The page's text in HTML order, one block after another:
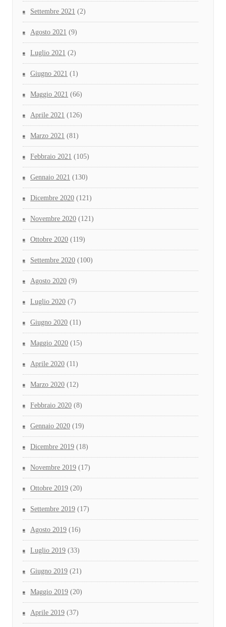
Settembre 2021 (2)
Agosto 2021 (9)
Luglio 2021 (2)
Giugno 2021 (1)
Maggio 2021 (66)
Aprile 2021 (126)
Marzo 2021 (81)
Febbraio 2021 (105)
Gennaio 2021 (130)
Dicembre 2020 (121)
Novembre 2020 (121)
Ottobre 2020 (119)
Settembre 2020 (100)
Agosto 2020 (9)
Luglio 2020 (7)
Giugno 2020 (11)
Maggio 2020 (15)
Aprile 2020 (11)
Marzo 2020 (12)
Febbraio 2020 (8)
Gennaio 2020 (19)
Dicembre 2019 (18)
Novembre 2019 (17)
Ottobre 2019 (20)
Settembre 2019 (17)
Agosto 2019 (16)
Luglio 2019 (33)
Giugno 2019 (21)
Maggio 2019 (20)
Aprile 2019 (37)